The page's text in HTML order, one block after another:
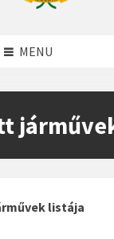
MENU
listája